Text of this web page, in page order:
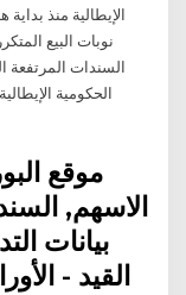
الإيطالية منذ
السندات المرتفعة
الحكومية
موقع
الاسهم,
بيانات
القيد -